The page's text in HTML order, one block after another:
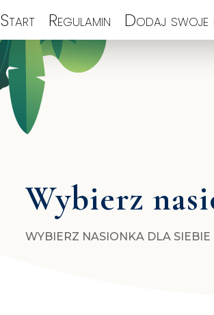
Start Regulamin Dodaj swoje
Wybierz
WYBIERZ NASIONKA DLA SIEBIE